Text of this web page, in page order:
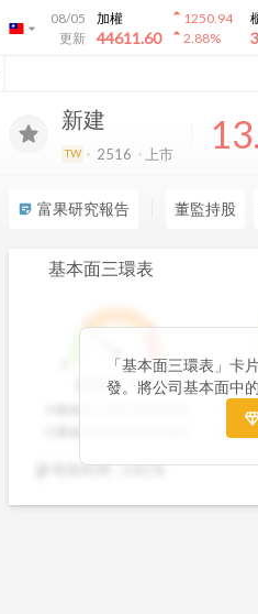
arrow_drop_down
08/05
更新
加權
44611.60
arrow_drop_up1250.94
arrow_drop_up2.88%
新建
TW 2516 上市
sticky_note_2 富果研究報告 董監持股
基本面三環表
9
價值環 分
1
分數
分數
參考殖利率 :0.81%
「基本面三環表」卡
發。將公司基本面中
股利報酬率好壞（第
透過數據分析與統計